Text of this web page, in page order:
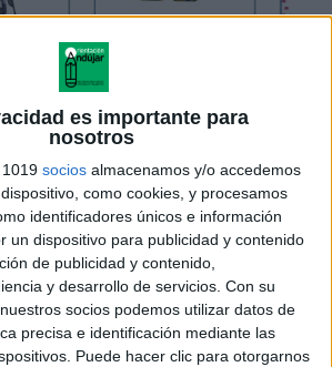
es importante para
nosotros
socios almacenamos y/o accedemos
como cookies, y procesamos
identificadores únicos e información
un dispositivo para publicidad y contenido
de publicidad y contenido,
y desarrollo de servicios. Con su
socios podemos utilizar datos de
precisa e identificación mediante las
Puede hacer clic para otorgarnos